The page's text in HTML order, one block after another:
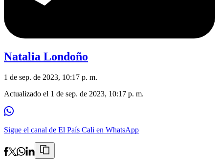
Natalia Londoño
1 de sep. de 2023, 10:17 p. m.
Actualizado el 1 de sep. de 2023, 10:17 p. m.
Sigue el canal de El País Cali en WhatsApp